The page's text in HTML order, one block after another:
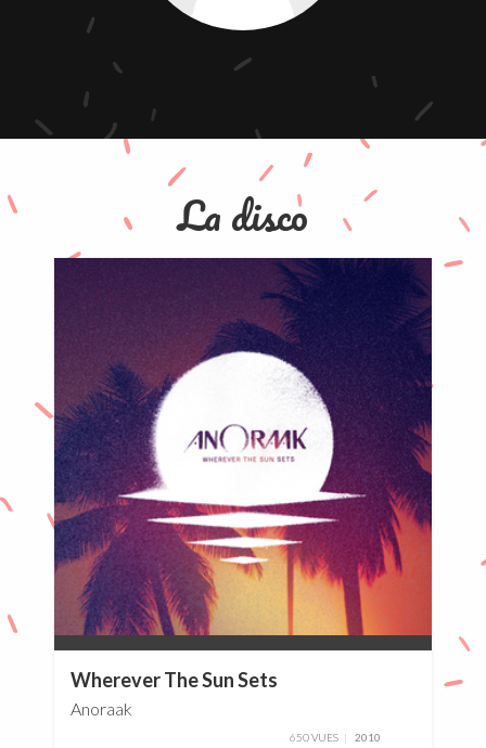
La disco
Wherever The Sun Sets
Anoraak
650 VUES 2010